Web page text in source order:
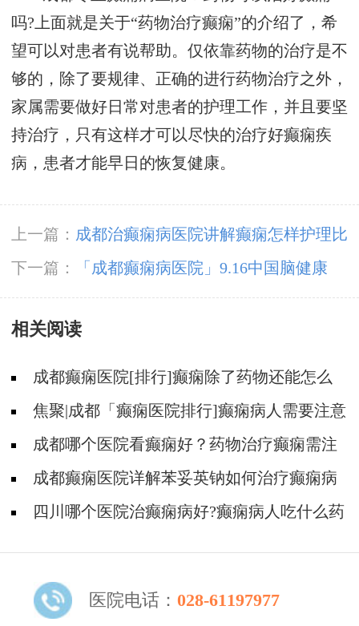
吗?上面就是关于“药物治疗癫痫”的介绍了，希
望可以对患者有说帮助。仅依靠药物的治疗是不
够的，除了要规律、正确的进行药物治疗之外，
家属需要做好日常对患者的护理工作，并且要坚
持治疗，只有这样才可以尽快的治疗好癫痫疾
病，患者才能早日的恢复健康。
上一篇： 成都治癫痫病医院讲解癫痫怎样护理比
较好
下一篇：
「成都癫痫病医院」9.16中国脑健康
日，关注脑部癫痫病，精准诊疗摆脱癫痫困扰
相关阅读
成都癫痫医院[排行]癫痫除了药物还能怎么
治?焦聚|成都「癫痫医院排行]癫痫病人需要注意
哪些治疗和护理?
成都哪个医院看癫痫好？药物治疗癫痫需注
意哪些事?
成都癫痫医院详解苯妥英钠如何治疗癫痫病
四川哪个医院治癫痫病好?癫痫病人吃什么药
医院电话： 028-61197977